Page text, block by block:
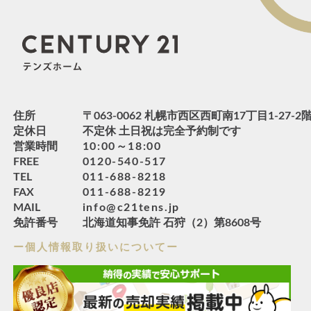
住所
〒063-0062 札幌市西区西町南17丁目1-27-2
定休日
不定休 土日祝は完全予約制です
営業時間
10:00～18:00
FREE
0120-540-517
TEL
011-688-8218
FAX
011-688-8219
MAIL
info@c21tens.jp
免許番号
北海道知事免許 石狩（2）第8608号
ー個人情報取り扱いについてー